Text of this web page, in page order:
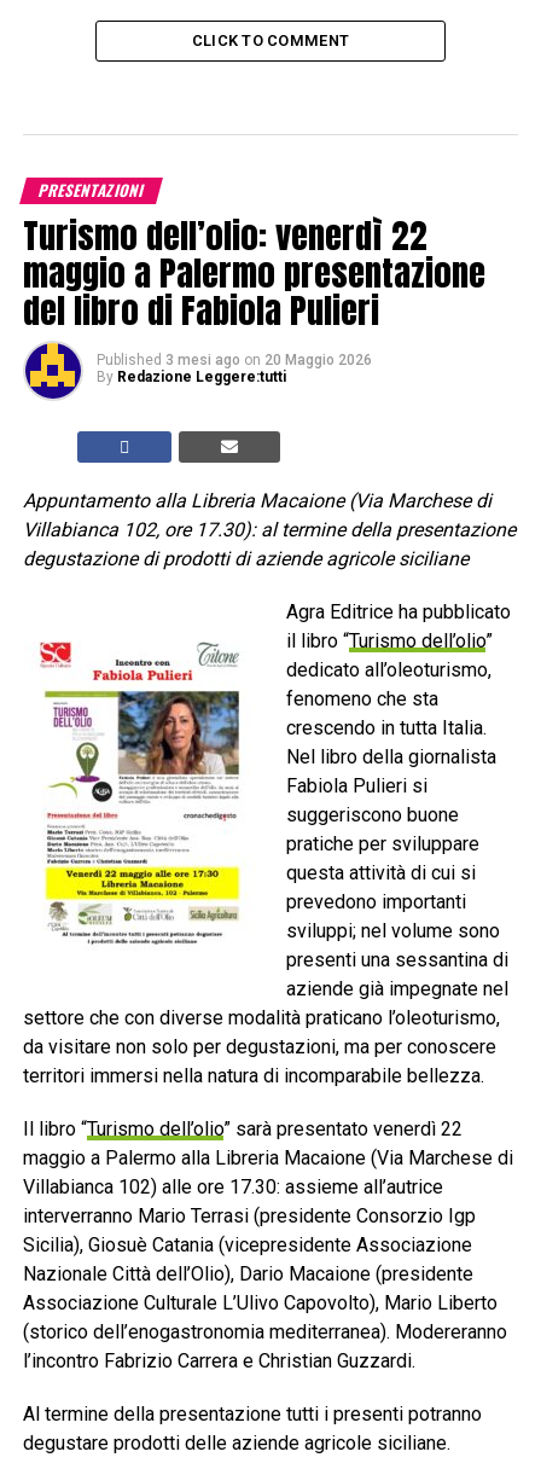
CLICK TO COMMENT
PRESENTAZIONI
Turismo dell’olio: venerdì 22
maggio a Palermo presentazione
del libro di Fabiola Pulieri
Published 3 mesi ago on 20 Maggio 2026
By Redazione Leggere:tutti
Appuntamento alla Libreria Macaione (Via Marchese di
Villabianca 102, ore 17.30): al termine della presentazione
degustazione di prodotti di aziende agricole siciliane
Agra Editrice ha pubblicato
il libro “Turismo dell’olio”
dedicato all’oleoturismo,
fenomeno che sta
crescendo in tutta Italia.
Nel libro della giornalista
Fabiola Pulieri si
suggeriscono buone
pratiche per sviluppare
questa attività di cui si
prevedono importanti
sviluppi; nel volume sono
presenti una sessantina di
aziende già impegnate nel
settore che con diverse modalità praticano l’oleoturismo,
da visitare non solo per degustazioni, ma per conoscere
territori immersi nella natura di incomparabile bellezza.
Il libro “Turismo dell’olio” sarà presentato venerdì 22
maggio a Palermo alla Libreria Macaione (Via Marchese di
Villabianca 102) alle ore 17.30: assieme all’autrice
interverranno Mario Terrasi (presidente Consorzio Igp
Sicilia), Giosuè Catania (vicepresidente Associazione
Nazionale Città dell’Olio), Dario Macaione (presidente
Associazione Culturale L’Ulivo Capovolto), Mario Liberto
(storico dell’enogastronomia mediterranea). Modereranno
l’incontro Fabrizio Carrera e Christian Guzzardi.
Al termine della presentazione tutti i presenti potranno
degustare prodotti delle aziende agricole siciliane.